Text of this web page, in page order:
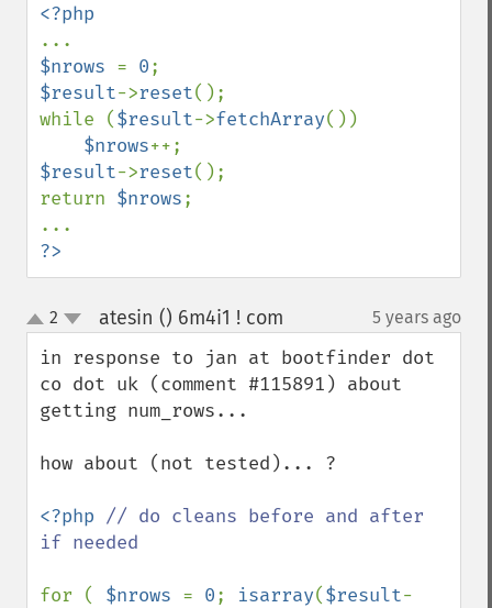
$nrows = 0
$result->reset();
while ($result->fetchArray())
$nrows
$result->reset();
return $nrows;
?>
up
down
2 atesin () 6m4i1 ! com 5 years ago
in response to jan at bootfinder dot
co dot uk (comment #115891) about
getting num_rows...
how about (not tested)... ?
<?php // do cleans before and after
if needed
for ( $nrows = 0; isarray($result-